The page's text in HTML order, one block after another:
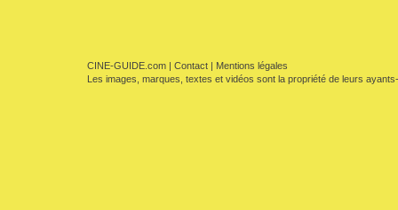
CINE-GUIDE.com | Contact | Mentions légales
Les images, marques, textes et vidéos sont la propriété de leurs